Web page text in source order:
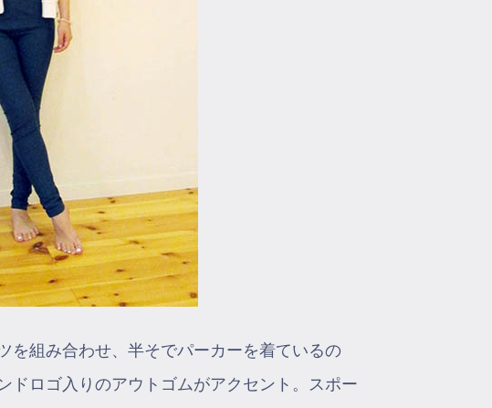
を組み合わせ、半そでパーカーを着ているの
ドロゴ入りのアウトゴムがアクセント。スポー